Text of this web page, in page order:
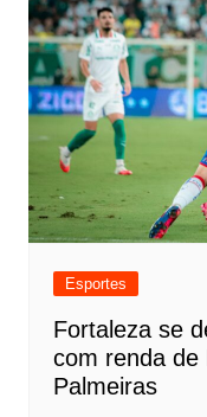
Esportes
Fortaleza se
com renda de
Palmeiras